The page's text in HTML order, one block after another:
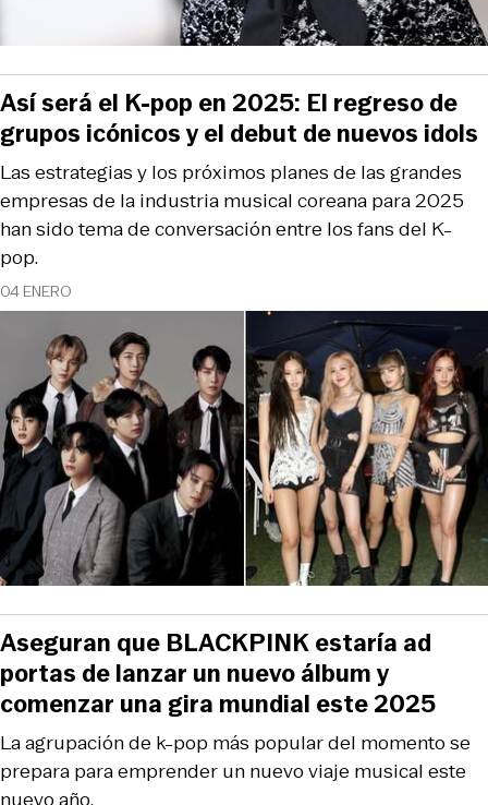
04 ENERO
Las estrategias y los próximos planes de las grandes
empresas de la industria musical coreana para 2025
han sido tema de conversación entre los fans del K-
pop.
Así será el K-pop en 2025: El regreso de
grupos icónicos y el debut de nuevos idols
La agrupación de k-pop más popular del momento se
prepara para emprender un nuevo viaje musical este
nuevo año.
Aseguran que BLACKPINK estaría ad
portas de lanzar un nuevo álbum y
comenzar una gira mundial este 2025